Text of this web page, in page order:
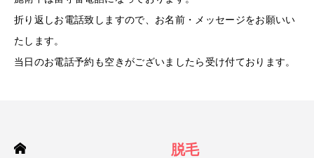
折り返しお電話致しますので、お名前・メッセージをお願いい
たします。
当日のお電話予約も空きがございましたら受け付ております。
脱毛